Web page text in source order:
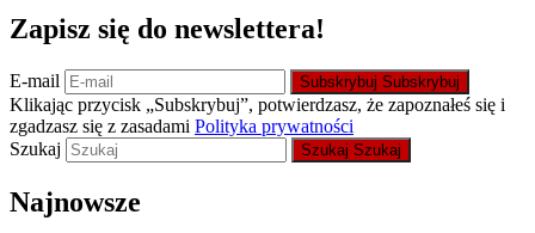
Zapisz się do newslettera!
E-mail Subskrybuj Subskrybuj
Klikając przycisk „Subskrybuj”, potwierdzasz, że zapoznałeś się i
zgadzasz się z zasadami Polityka prywatności
Szukaj
Szukaj Szukaj
Najnowsze